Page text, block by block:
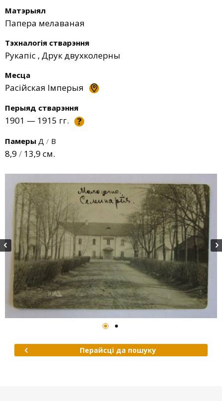
Матэрыял
Папера мелаваная
Тэхналогія стварэння
Рукапіс , Друк двухколерны
Месца
Расійская Імперыя
Перыяд стварэння
1901 — 1915 гг. ?
Памеры Д / В
8,9 / 13,9 см.
Перайсці да пошуку